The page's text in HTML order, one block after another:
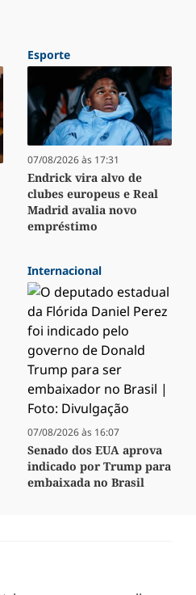
Esporte
07/08/2026 às 17:31
Endrick vira alvo de
clubes europeus e Real
Madrid avalia novo
empréstimo
Internacional
07/08/2026 às 16:07
Senado dos EUA aprova
indicado por Trump para
embaixada no Brasil